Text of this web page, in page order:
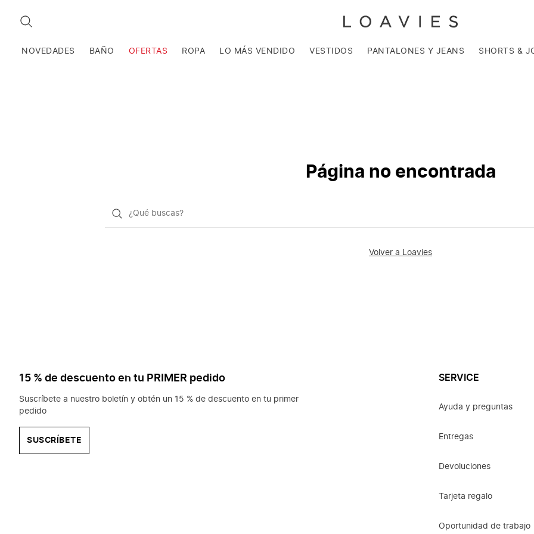
BUSCAR
NOVEDADES BAÑO OFERTAS ROPA LO MÁS VENDIDO VESTIDOS PANTALONES Y JEANS SHORTS &
Página no encontrada
¿Qué
Volver a Loavies
15 % de descuento en tu PRIMER pedido
Suscríbete a nuestro boletín y obtén un 15 % de descuento en tu primer
pedido
SUSCRÍBETE
SERVICE
Ayuda y preguntas
Entregas
Devoluciones
Tarjeta regalo
Oportunidad de trabajo